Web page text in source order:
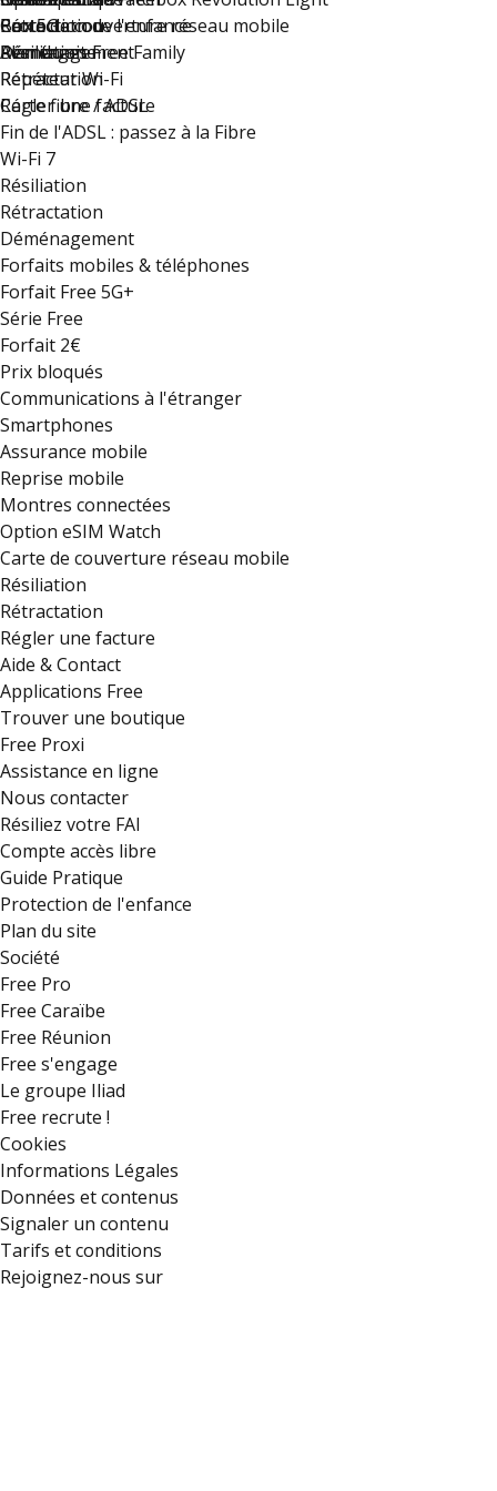
Rétractation
Déménagement
Carte de couverture réseau mobile
Résiliation
Rétractation
Régler une facture
Protection de l'enfance
Plan du site
Box 5G
Avantages Free Family
Répéteur Wi-Fi
Carte fibre / ADSL
Fin de l'ADSL : passez à la Fibre
Wi-Fi 7
Résiliation
Rétractation
Déménagement
Forfaits mobiles & téléphones
Forfait Free 5G+
Série Free
Forfait 2€
Prix bloqués
Communications à l'étranger
Smartphones
Assurance mobile
Reprise mobile
Montres connectées
Option eSIM Watch
Carte de couverture réseau mobile
Résiliation
Rétractation
Régler une facture
Aide & Contact
Applications Free
Trouver une boutique
Free Proxi
Assistance en ligne
Nous contacter
Résiliez votre FAI
Compte accès libre
Guide Pratique
Protection de l'enfance
Plan du site
Société
Free Pro
Free Caraïbe
Free Réunion
Free s'engage
Le groupe Iliad
Free recrute !
Cookies
Informations Légales
Données et contenus
Signaler un contenu
Tarifs et conditions
Rejoignez-nous sur